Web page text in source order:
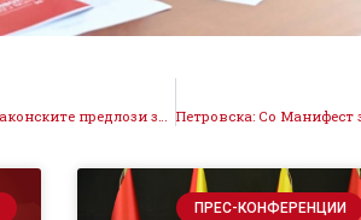
ПРЕС-КОНФЕРЕНЦИИ